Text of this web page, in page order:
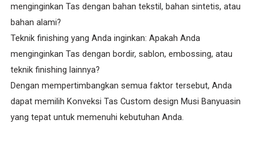
menginginkan Tas dengan bahan tekstil, bahan sintetis, atau
bahan alami?
Teknik finishing yang Anda inginkan: Apakah Anda
menginginkan Tas dengan bordir, sablon, embossing, atau
teknik finishing lainnya?
Dengan mempertimbangkan semua faktor tersebut, Anda
dapat memilih Konveksi Tas Custom design Musi Banyuasin
yang tepat untuk memenuhi kebutuhan Anda.